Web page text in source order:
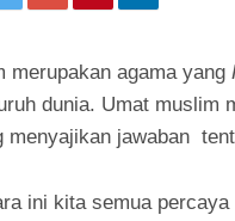
merupakan agama yang
dunia. Umat muslim
menyajikan jawaban
ini kita semua percaya